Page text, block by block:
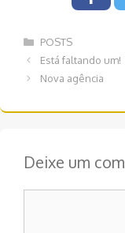
Categorias
POSTS
Navegação
Está faltando um!
Nova agência
Deixe um